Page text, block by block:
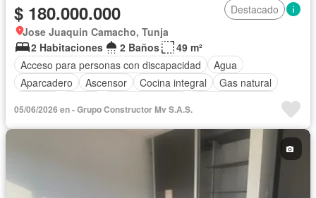
$ 180.000.000
Destacado
Jose Juaquin Camacho, Tunja
2 Habitaciones
2 Baños
49 m²
Acceso para personas con discapacidad
Agua
Aparcadero
Ascensor Cocina integral
Gas natural
05/06/2026 en - Grupo Constructor Mv S.A.S.